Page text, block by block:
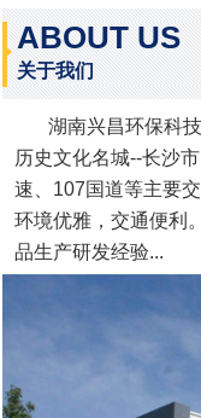
ABOUT US
关于我们
湖南兴昌环保科技
历史文化名城--长沙
速、107国道等主要
环境优雅，交通便利
品生产研发经验...